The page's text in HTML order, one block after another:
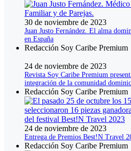
30 de noviembre de 2023
Juan Justo Fernández. El alma
en España
Redacción Soy Caribe Premium
24 de noviembre de 2023
Revista Soy Caribe Premium
integración de la comunidad
Redacción Soy Caribe Premium
24 de noviembre de 2023
Entrega de Premios Best!N Travel
Redacción Soy Caribe Premium